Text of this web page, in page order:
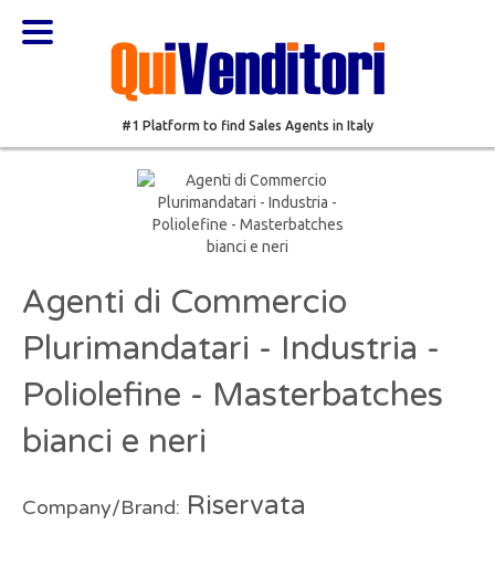
#1 Platform to find Sales Agents in Italy
Agenti di Commercio
Plurimandatari - Industria -
Poliolefine - Masterbatches
bianci e neri
Company/Brand: Riservata